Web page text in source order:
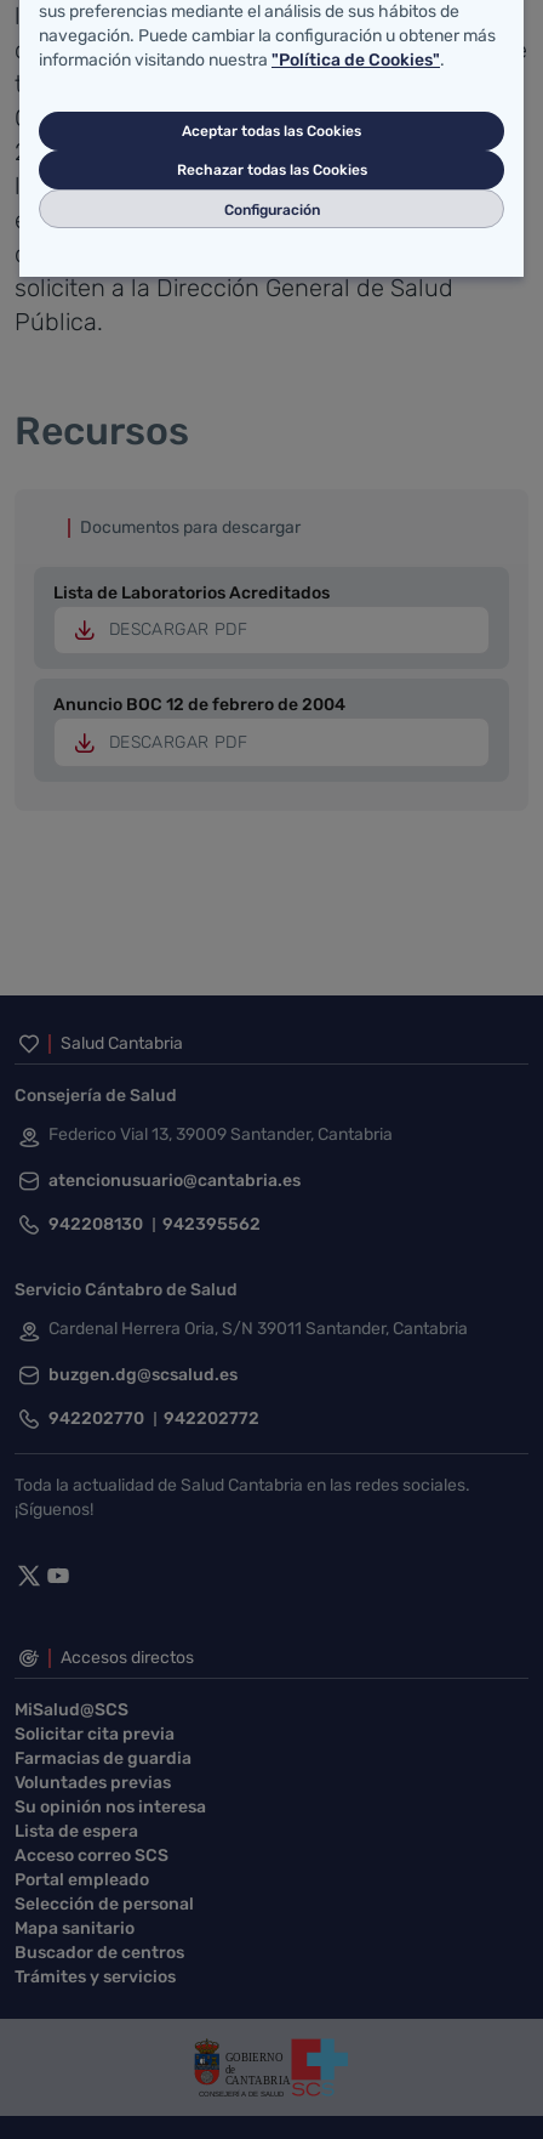
laboratorios de control de calidad del agua de
consumo humano, que estará a disposición de
todos los interesados. Se publicó en el Boletín
Oficial de Cantabria, nº29 de 12 de febrero de
2.004, un anuncio para que todos los
laboratorios que cumplan con los requisitos
establecidos en la normativa vigente que
deseen estar incluidos en dicha lista, lo
soliciten a la Dirección General de Salud
Pública.
Recursos
Documentos para descargar
Lista de Laboratorios Acreditados
DESCARGAR PDF
Anuncio BOC 12 de febrero de 2004
DESCARGAR PDF
Inicio del pie de página
Salud Cantabria
Consejería de Salud
Federico Vial 13, 39009 Santander, Cantabria
atencionusuario@cantabria.es
942208130 942395562
Servicio Cántabro de Salud
Cardenal Herrera Oria, S/N 39011 Santander, Cantabria
buzgen.dg@scsalud.es
942202770 942202772
Toda la actualidad de Salud Cantabria en las redes sociales.
¡Síguenos!
Accesos directos
MiSalud@SCS
Solicitar cita previa
Farmacias de guardia
Voluntades previas
Su opinión nos interesa
Lista de espera
Acceso correo SCS
Portal empleado
Selección de personal
Mapa sanitario
Buscador de centros
Trámites y servicios
sus preferencias mediante el análisis de sus hábitos de
navegación. Puede cambiar la configuración u obtener más
información visitando nuestra "Política de Cookies".
Aceptar todas las Cookies
Rechazar todas las Cookies
Configuración